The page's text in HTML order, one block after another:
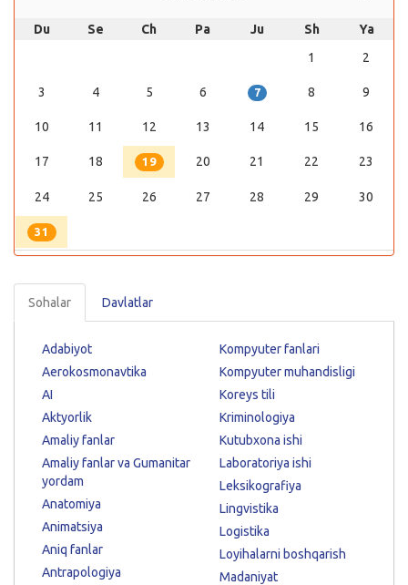
Du Se Ch Pa Ju Sh
Ya
1
2
3 4 5 6 7 8 9
10 11 12 13 14 15 16
17 18 19 20 21 22 23
24 25 26 27 28 29 30
31
Sohalar Davlatlar
Adabiyot
Aerokosmonavtika
AI
Aktyorlik
Amaliy fanlar
Amaliy fanlar va Gumanitar
yordam
Anatomiya
Animatsiya
Aniq fanlar
Antrapologiya
Kompyuter fanlari
Kompyuter muhandisligi
Koreys tili
Kriminologiya
Kutubxona ishi
Laboratoriya ishi
Leksikografiya
Lingvistika
Logistika
Loyihalarni boshqarish
Madaniyat